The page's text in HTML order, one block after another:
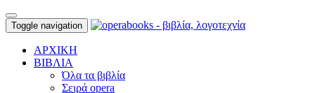
Toggle navigation
ΑΡΧΙΚΗ
ΒΙΒΛΙΑ
Όλα τα βιβλία
Σειρά opera